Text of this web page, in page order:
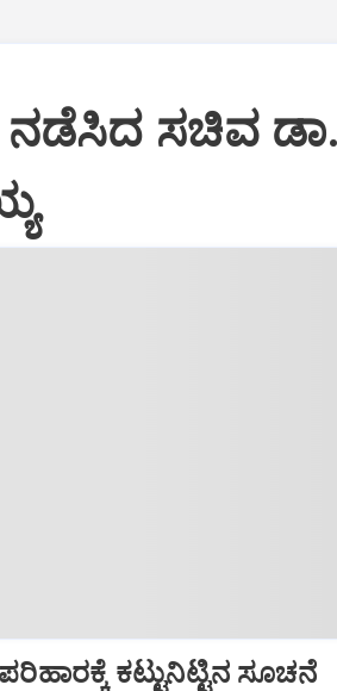
ನಡೆಸಿದ ಸಚಿವ
ಕಟ್ಟುನಿಟ್ಟಿನ ಸೂಚನೆ